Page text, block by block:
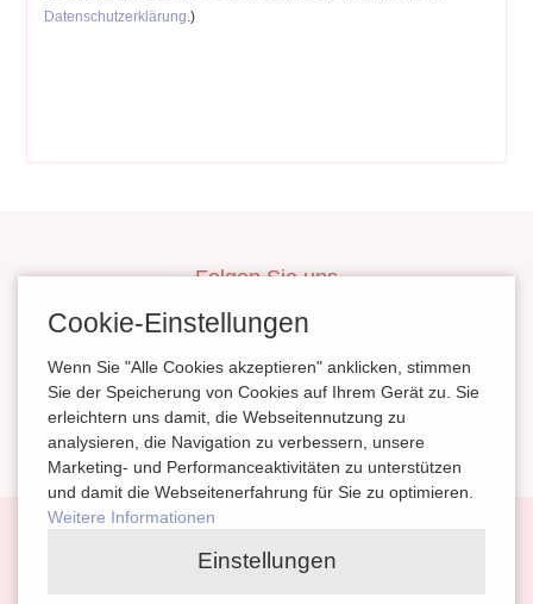
Datenschutzerklärung .)
Folgen Sie uns
inBerlinHeiraten
HeiratenSachsenAnhalt
magazinheiraten
Kontakt
Cookie-Einstellungen
Wenn Sie "Alle Cookies akzeptieren" anklicken, stimmen
Sie der Speicherung von Cookies auf Ihrem Gerät zu. Sie
erleichtern uns damit, die Webseitennutzung zu
analysieren, die Navigation zu verbessern, unsere
Marketing- und Performanceaktivitäten zu unterstützen
und damit die Webseitenerfahrung für Sie zu optimieren.
Weitere Informationen
Einstellungen